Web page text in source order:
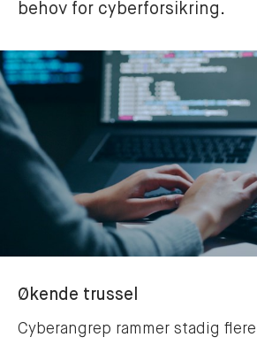
behov for cyberforsikring.
Økende trussel
Cyberangrep rammer stadig